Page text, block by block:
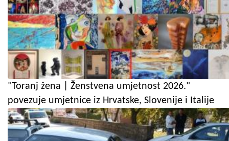
"Toranj žena | Ženstvena umjetnost 2026."
povezuje umjetnice iz Hrvatske, Slovenije i Italije